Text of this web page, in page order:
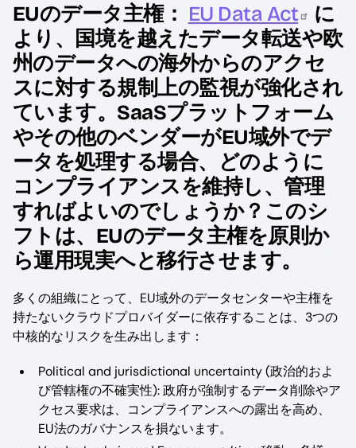
EUのデータ主権： EU Data Act
に
より、国境を越えたデータ転送や欧
州のデータへの海外からのアクセ
スに対する規制上の監視が強化され
ています。SaaSプラットフォーム
やその他のベンダーがEU域外でデ
ータを処理する場合、どのように
コンプライアンスを維持し、管理
すればよいのでしょうか？このシ
フトは、EUのデータ主権を原則か
ら運用現実へと移行させます。
多くの組織にとって、EU域外のデータセンターや主権を
持たないクラウドプロバイダーに依存することは、3つの
中核的なリスクを生み出します：
Political and jurisdictional uncertainty (政治的およ
び管轄権の不確実性): 政府が強制するデータ削除やア
クセス要求は、コンプライアンスへの露出を高め、
EU法のガバナンスを損ないます。